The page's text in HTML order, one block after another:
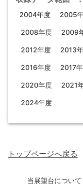
2004年度 2005
2008年度 2009
2012年度 2013
2016年度 2017
2020年度 2021
2024年度
トップページへ戻る
当展望台について